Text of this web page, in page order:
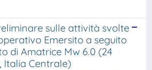
sulle attività svolte
Emersito a seguito
di Amatrice Mw 6.0 (24
Italia Centrale)